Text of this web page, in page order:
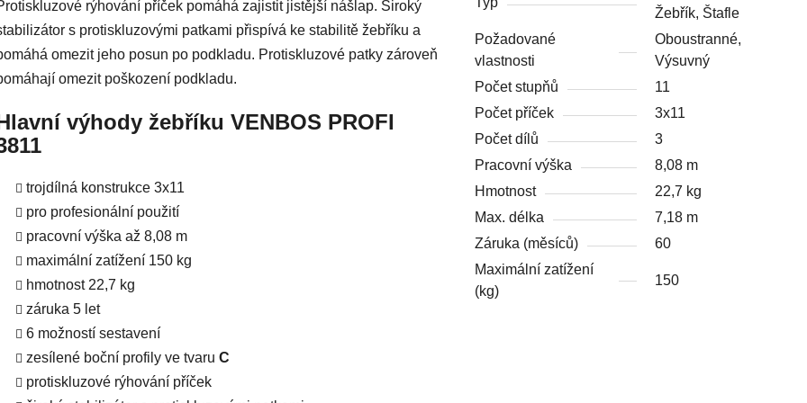
rýhování příček pomáhá zajistit jistější nášlap. Široký
s protiskluzovými patkami přispívá ke stabilitě žebříku a
omezit jeho posun po podkladu. Protiskluzové patky zároveň
omezit poškození podkladu.
výhody žebříku VENBOS PROFI
trojdílná konstrukce 3x11
pro profesionální použití
pracovní výška až 8,08 m
maximální zatížení 150 kg
hmotnost 22,7 kg
záruka 5 let
6 možností sestavení
zesílené boční profily ve tvaru C
protiskluzové rýhování příček
Žebřík, Štafle
Požadované
vlastnosti
Oboustranné,
Výsuvný
Počet stupňů
11
Počet příček
3x11
Počet dílů
3
Pracovní výška
8,08 m
Hmotnost
22,7 kg
Max. délka
7,18 m
Záruka (měsíců)
60
Maximální zatížení
(kg)
150